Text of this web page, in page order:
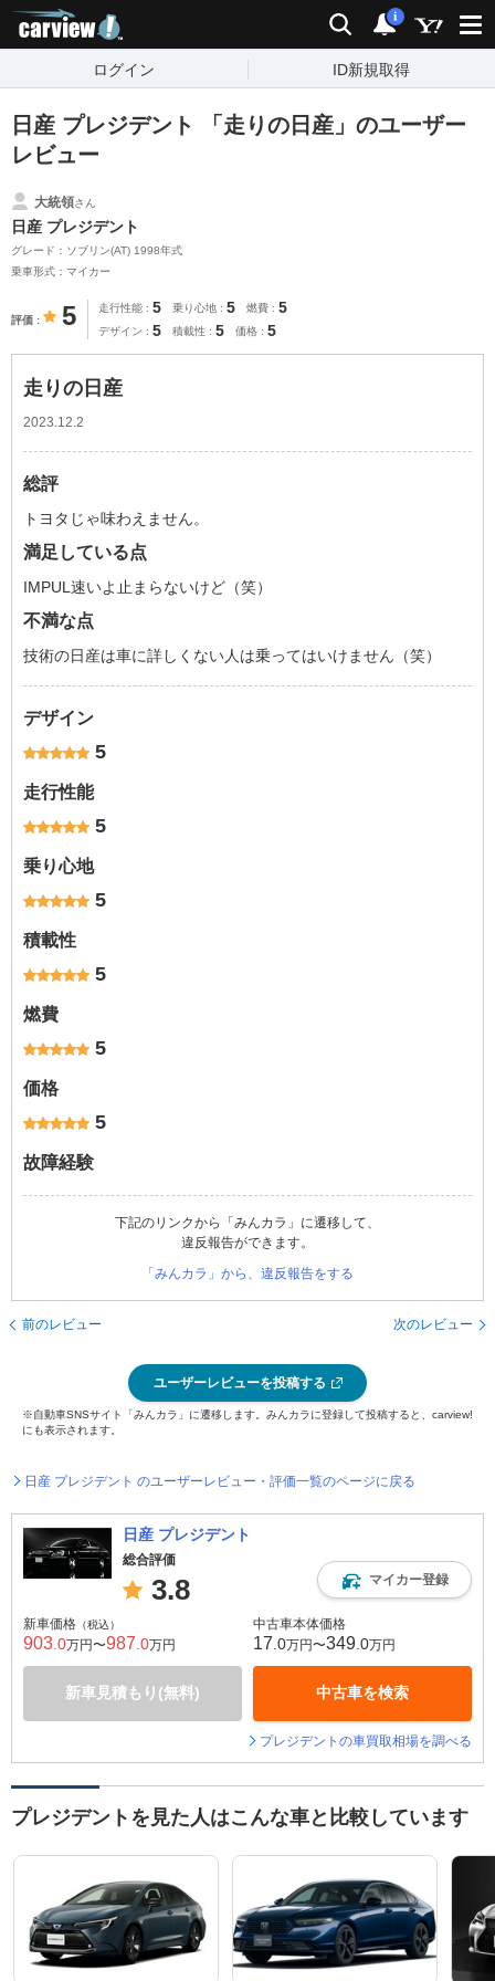
検索 通知
i
ログイン ID新規取得
日産 プレジデント 「走りの日産」のユーザー
レビュー
大統領さん
日産 プレジデント
グレード：ソブリン(AT) 1998年式
乗車形式：マイカー
評価 5 走行性能 5 乗り心地 5 燃費 5
デザイン 5 積載性 5 価格 5
走りの日産
2023.12.2
総評
トヨタじゃ味わえません。
満足している点
IMPUL速いよ止まらないけど（笑）
不満な点
技術の日産は車に詳しくない人は乗ってはいけません（笑）
デザイン
5
走行性能
5
乗り心地
5
積載性
5
燃費
5
価格
5
故障経験
下記のリンクから「みんカラ」に遷移して、
違反報告ができます。
「みんカラ」から、違反報告をする
前のレビュー 次のレビュー
ユーザーレビューを投稿する
※自動車SNSサイト「みんカラ」に遷移します。みんカラに登録して投稿すると、carview!
にも表示されます。
日産 プレジデント のユーザーレビュー・評価一覧のページに戻る
日産 プレジデント
総合評価
3.8 マイカー登録
新車価格 （税込）
903 .0万円〜987 .0万円
新車見積もり(無料)
中古車本体価格
17 .0万円〜349 .0万円
中古車を検索
プレジデントの車買取相場を調べる
プレジデントを見た人はこんな車と比較しています